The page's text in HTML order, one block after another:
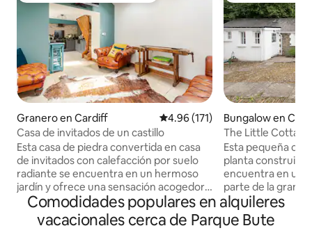
Granero en Cardiff Calificación promedio: 4.96 de
4.96 (171)
Casa de invitados de un castillo
Esta casa de piedra convertida en casa
de invitados con calefacción por suelo
radiante se encuentra en un hermoso
jardín y ofrece una sensación acogedora
y hogareña con todo lo necesario para
una estancia relajante. Situado en
Tongwynlais, cuenta con excelentes
Bungalow en
The Little
Esta pequeña
planta construida
encuentra en un
parte de la granja
comida al
de Cardiff, a solo
distancia. Esta
Comodidades populares en alquileres
vacacionales cerca de Parque Bute